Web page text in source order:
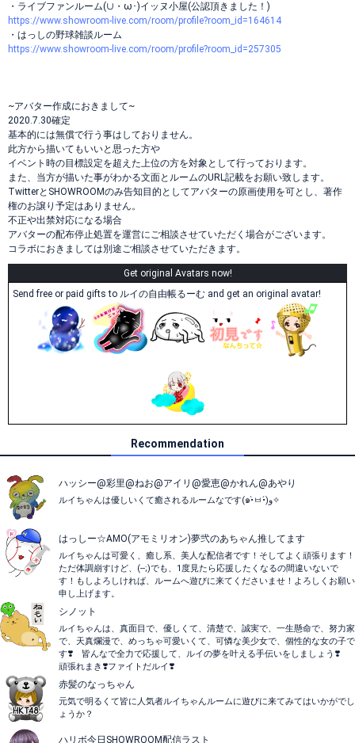
・ライブファンルーム(∪・ω･)イッヌ小屋(公認頂きました！)
https://www.showroom-live.com/room/profile?room_id=164614
・はっしの野球雑談ルーム
https://www.showroom-live.com/room/profile?room_id=257305
~アバター作成におきまして~
2020.7.30確定
基本的には無償で行う事はしておりません。
此方から描いてもいいと思った方や
イベント時の目標設定を超えた上位の方を対象として行っております。
また、当方が描いた事がわかる文面とルームのURL記載をお願い致します。
TwitterとSHOWROOMのみ告知目的としてアバターの原画使用を可とし、著作
権のお譲り予定はありません。
不正や出禁対応になる場合
アバターの配布停止処置を運営にご相談させていただく場合がございます。
コラボにおきましては別途ご相談させていただきます。
Get original Avatars now!
Send free or paid gifts to ルイの自由帳るーむ and get an original avatar!
Recommendation
ハッシー@彩里@ねお@アイリ@愛恵@かれん@あやり
ルイちゃんは優しいくて癒されるルームなです(๑•̀ㅂ•́)و✧
はっしー☆AMO(アモミリオン)夢弐のあちゃん推してます
ルイちゃんは可愛く、癒し系、美人な配信者です！そしてよく頑張ります！
ただ体調崩すけど、(--;)でも、1度見たら応援したくなるの間違いないで
す！もしよろしければ、ルームへ遊びに来てくださいませ！よろしくお願い
申し上げます。
シノット
ルイちゃんは、真面目で、優しくて、清楚で、誠実で、一生懸命で、努力家
で、天真爛漫で、めっちゃ可愛いくて、可憐な美少女で、個性的な女の子で
す❣️ 皆んなで全力で応援して、ルイの夢を叶える手伝いをしましょう❣️
頑張れまき❣️ファイトだルイ❣️
赤髪のなっちゃん
元気で明るくて皆に人気者ルイちゃんルームに遊びに来てみてはいかがでし
ょうか？
ハリボ今日SHOWROOM配信ラスト